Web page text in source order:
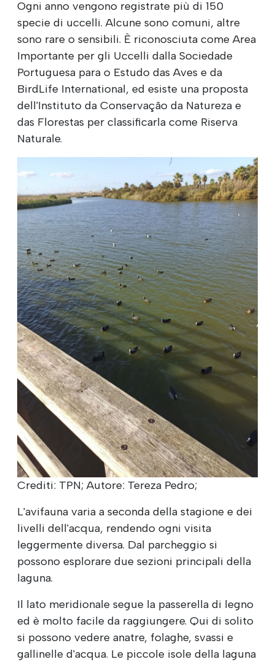
Ogni anno vengono registrate più di 150
specie di uccelli. Alcune sono comuni, altre
sono rare o sensibili. È riconosciuta come Area
Importante per gli Uccelli dalla Sociedade
Portuguesa para o Estudo das Aves e da
BirdLife International, ed esiste una proposta
dell'Instituto da Conservação da Natureza e
das Florestas per classificarla come Riserva
Naturale.
Crediti: TPN; Autore: Tereza Pedro;
L'avifauna varia a seconda della stagione e dei
livelli dell'acqua, rendendo ogni visita
leggermente diversa. Dal parcheggio si
possono esplorare due sezioni principali della
laguna.
Il lato meridionale segue la passerella di legno
ed è molto facile da raggiungere. Qui di solito
si possono vedere anatre, folaghe, svassi e
gallinelle d'acqua. Le piccole isole della laguna